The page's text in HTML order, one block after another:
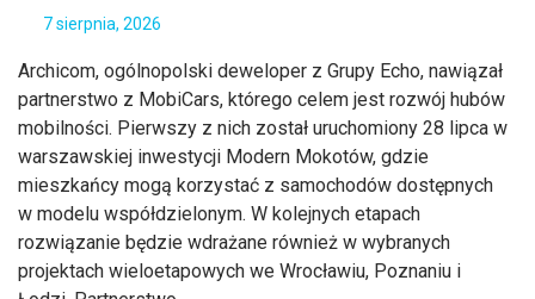
7 sierpnia, 2026
Archicom, ogólnopolski deweloper z Grupy Echo, nawiązał
partnerstwo z MobiCars, którego celem jest rozwój hubów
mobilności. Pierwszy z nich został uruchomiony 28 lipca w
warszawskiej inwestycji Modern Mokotów, gdzie
mieszkańcy mogą korzystać z samochodów dostępnych
w modelu współdzielonym. W kolejnych etapach
rozwiązanie będzie wdrażane również w wybranych
projektach wieloetapowych we Wrocławiu, Poznaniu i